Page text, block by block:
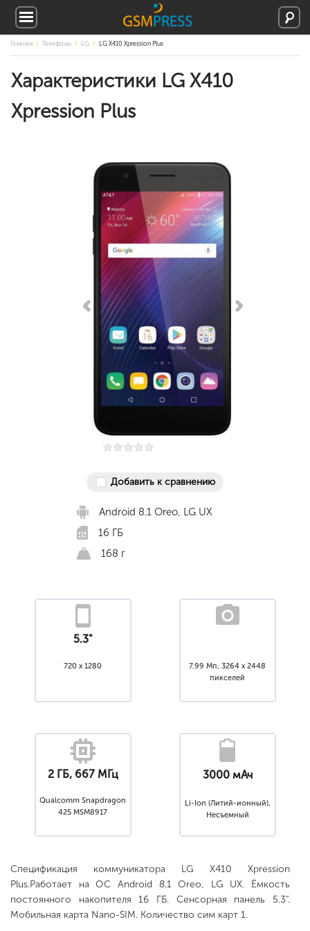
Главная Телефоны LG LG X410 Xpression Plus
Характеристики LG X410
Xpression Plus
Добавить к сравнению
Android 8.1 Оreo, LG UX
16 ГБ
168 г
5.3"
720 x 1280
7.99 Мп, 3264 x 2448
пикселей
2 ГБ, 667 МГц
Qualcomm Snapdragon
425 MSM8917
3000 мАч
Li-Ion (Литий-ионный),
Несъемный
Спецификация коммуникатора LG X410 Xpression
Plus.Работает на ОС Android 8.1 Оreo, LG UX. Ёмкость
постоянного накопителя 16 ГБ. Сенсорная панель 5.3".
Мобильная карта Nano-SIM. Количество сим карт 1.